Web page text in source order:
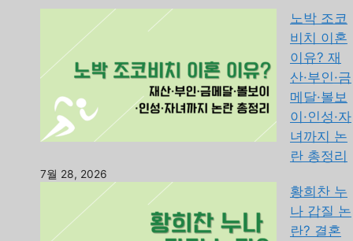
노박 조코
비치 이혼
이유? 재
산·부인·금
메달·볼보
이·인성·자
녀까지 논
란 총정리
7월 28, 2026
황희찬 누
나 갑질 논
란? 결혼